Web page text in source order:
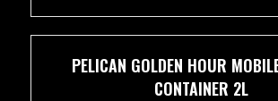
PELICAN GOLDEN HOUR
CONTAINER 2L